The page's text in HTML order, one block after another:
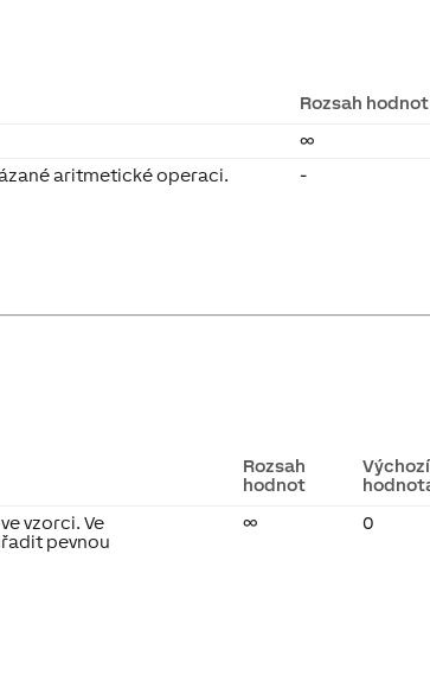
Rozsah hodnot
∞
aritmetické operaci. -
Rozsah
hodnot
Výchozí
vzorci. Ve
pevnou
∞ 0